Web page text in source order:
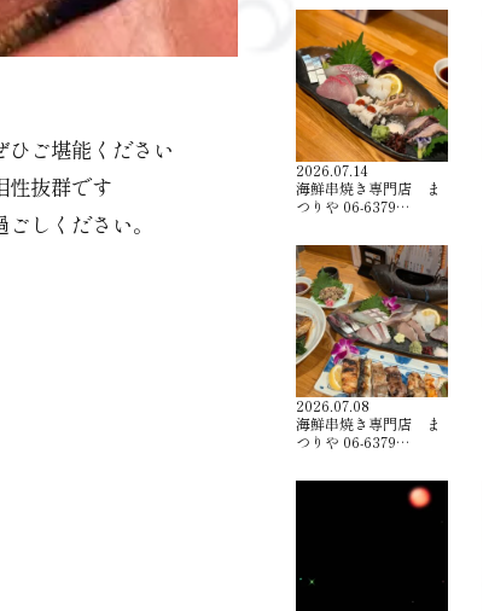
ご堪能ください
性抜群です
しください。
2026.07.14
海鮮串焼き専門店 ま
つりや 06-6379…
2026.07.08
海鮮串焼き専門店 ま
つりや 06-6379…